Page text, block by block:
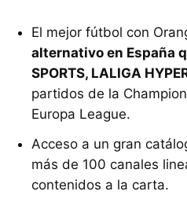
El mejor fútbol con
alternativo en España
SPORTS, LALIGA
partidos de la
Europa League.
Acceso a un gran
más de 100 canales
contenidos a la carta.